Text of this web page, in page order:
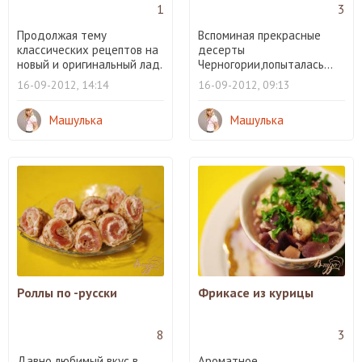
1
Продолжая тему
классических рецептов на
новый и оригинальный лад.
16-09-2012, 14:14
Машулька
3
Вспоминая прекрасные
десерты
Черногории,попыталась...
16-09-2012, 09:13
Машулька
Роллы по -русски
8
Фрикасе из курицы
3